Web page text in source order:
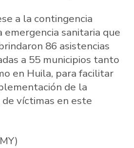
a la contingencia
emergencia sanitaria que
86 asistencias
a 55 municipios tanto
en Huila, para facilitar
de la
víctimas en este